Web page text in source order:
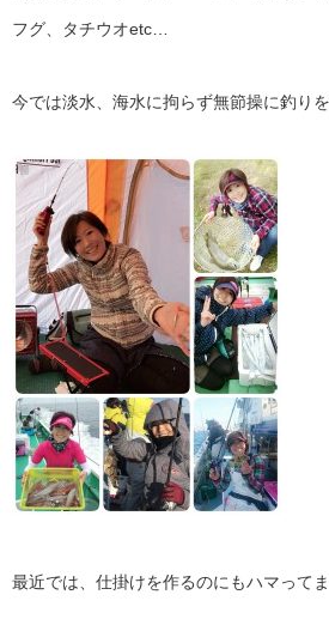
フグ、タチウオetc…
今では淡水、海水に拘らず無節操に釣り
最近では、仕掛けを作るのにもハマって